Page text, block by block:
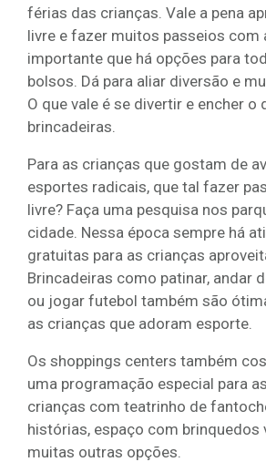
férias das crianças. Vale a pena
livre e fazer muitos passeios com
importante que há opções para
bolsos. Dá para aliar diversão e
O que vale é se divertir e encher o
brincadeiras.
Para as crianças que gostam de
esportes radicais, que tal fazer
livre? Faça uma pesquisa nos
cidade. Nessa época sempre há
gratuitas para as crianças
Brincadeiras como patinar, andar
ou jogar futebol também são
as crianças que adoram esporte.
Os shoppings centers também
uma programação especial para
crianças com teatrinho de
histórias, espaço com brinquedos
muitas outras opções.